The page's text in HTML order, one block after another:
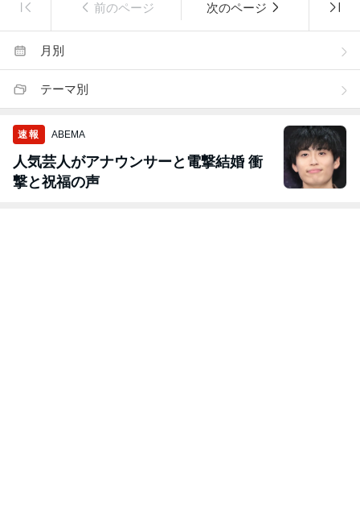
前のページ 次のページ
月別
テーマ別
速報 ABEMA
人気芸人がアナウンサーと電撃結婚 衝
撃と祝福の声